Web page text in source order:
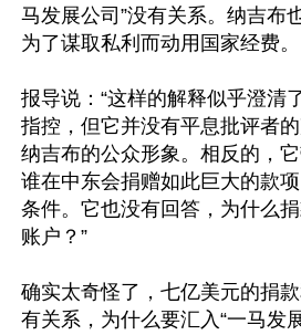
马发展公司”没有关系。纳吉布
为了谋取私利而动用国家经费。
报导说：“这样的解释似乎澄清
指控，但它并没有平息批评者
纳吉布的公众形象。相反的，
谁在中东会捐赠如此巨大的款
条件。它也没有回答，为什么
账户？”
确实太奇怪了，七亿美元的捐
有关系，为什么要汇入“一马发